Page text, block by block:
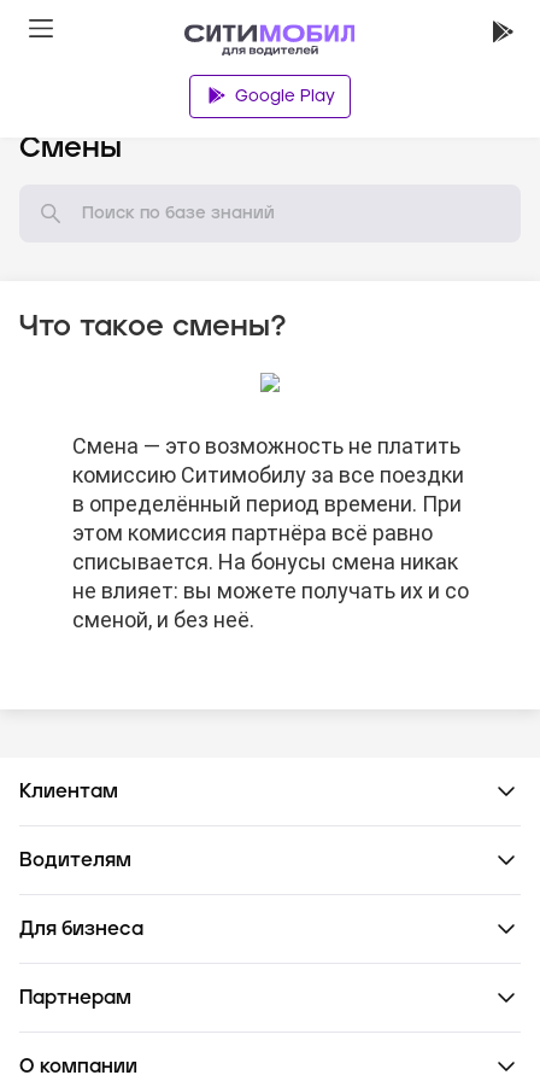
Google Play
Смены
Что такое смены?
Смена — это возможность не платить
комиссию Ситимобилу за все поездки
в определённый период времени. При
этом комиссия партнёра всё равно
списывается. На бонусы смена никак
не влияет: вы можете получать их и со
сменой, и без неё.
Смена — это возможность не платить
комиссию Ситимобилу за все поездки
в определённый период времени. При
этом комиссия партнёра всё равно
списывается. На бонусы смена никак
не влияет: вы можете получать их и со
сменой, и без неё.
Смена — это возможность не платить
комиссию Ситимобилу за все поездки
в определённый период времени. При
этом комиссия партнёра всё равно
списывается. На бонусы смена никак
не влияет: вы можете получать их и со
сменой, и без неё.
Клиентам
Водителям
Для бизнеса
Партнерам
О компании